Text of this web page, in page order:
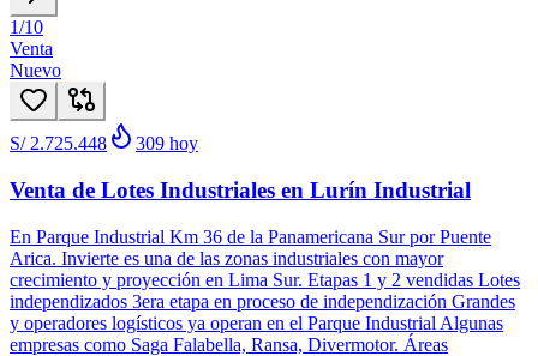
1/10
Venta
Nuevo
S/ 2.725.448 309 hoy
Venta de Lotes Industriales en Lurín Industrial
En Parque Industrial Km 36 de la Panamericana Sur por Puente
Arica. Invierte es una de las zonas industriales con mayor
crecimiento y proyección en Lima Sur. Etapas 1 y 2 vendidas Lotes
independizados 3era etapa en proceso de independización Grandes
y operadores logísticos ya operan en el Parque Industrial Algunas
empresas como Saga Falabella, Ransa, Divermotor. Áreas